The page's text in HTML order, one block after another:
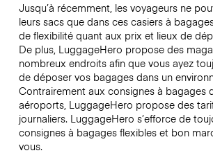
Jusqu’à récemment, les voyageurs ne
leurs sacs que dans ces casiers à
de flexibilité quant aux prix et lieux de
De plus, LuggageHero propose des
nombreux endroits afin que vous ayez
de déposer vos bagages dans un
Contrairement aux consignes à bagages
aéroports, LuggageHero propose des
journaliers. LuggageHero s’efforce de
consignes à bagages flexibles et bon
vous.